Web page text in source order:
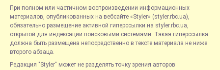
При полном или частичном воспроизведении информационных
материалов, опубликованных на вебсайте «Styler» (styler.rbc.ua),
обязательно размещение активной гиперссылки на styler.rbc.ua,
открытой для индексации поисковыми системами. Такая гиперссылка
должна быть размещена непосредственно в тексте материала не ниже
второго абзаца.
Редакция "Styler" может не разделять точку зрения авторов